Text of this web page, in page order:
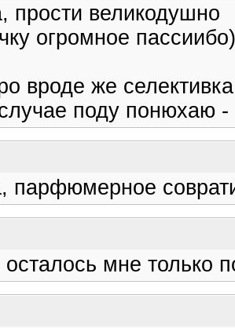
прости великодушно
огромное
вроде же селективка
поду понюхаю -
парфюмерное
осталось мне только